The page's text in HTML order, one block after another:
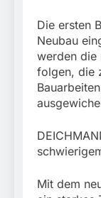
Die ersten
Neubau
werden die
folgen, die
Mit dem